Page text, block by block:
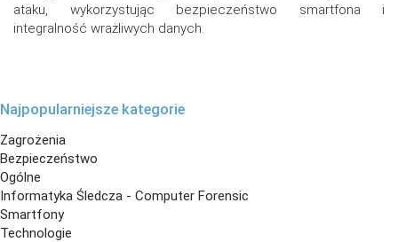
ataku, wykorzystując bezpieczeństwo smartfona i
integralność wrażliwych danych.
Najpopularniejsze kategorie
Zagrożenia
Bezpieczeństwo
Ogólne
Informatyka Śledcza - Computer Forensic
Smartfony
Technologie